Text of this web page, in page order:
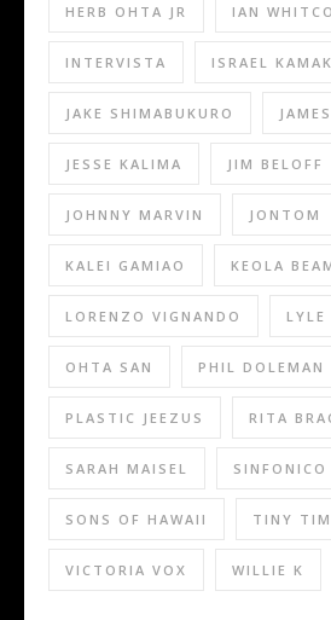
HERB OHTA JR IAN
INTERVISTA ISRAEL
JAKE SHIMABUKURO
JESSE KALIMA JIM BELOFF
JOHNNY MARVIN JONTOM
KALEI GAMIAO KEOLA
LORENZO VIGNANDO
OHTA SAN PHIL DOLEMAN
PLASTIC JEEZUS RITA
SARAH MAISEL
SONS OF HAWAII TINY TIM
VICTORIA VOX WILLIE K